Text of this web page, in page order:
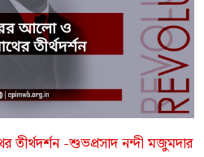
তীর্থদর্শন -শুভপ্রসাদ নন্দী মজুমদার